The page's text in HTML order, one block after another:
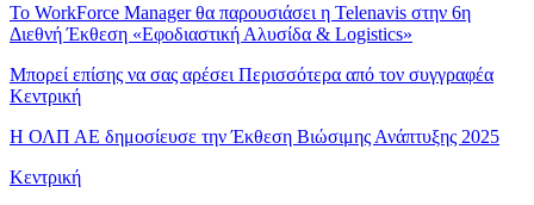
Το WorkForce Manager θα παρουσιάσει η Telenavis στην 6η
Διεθνή Έκθεση «Εφοδιαστική Αλυσίδα & Logistics»
Μπορεί επίσης να σας αρέσει Περισσότερα από τον συγγραφέα
Κεντρική
Η ΟΛΠ ΑΕ δημοσίευσε την Έκθεση Βιώσιμης Ανάπτυξης 2025
Κεντρική